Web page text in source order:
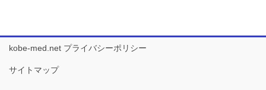
kobe-med.net プライバシーポリシー
サイトマップ